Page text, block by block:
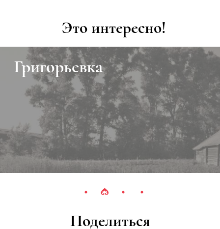
Это интересно!
Григорьевка
Поделиться